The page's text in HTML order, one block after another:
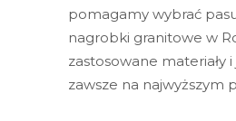
pomagamy wybrać
nagrobki granitowe w
zastosowane materiały
zawsze na najwyższym